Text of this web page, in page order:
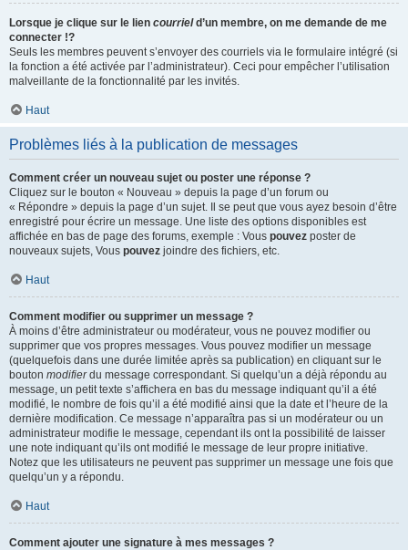
Lorsque je clique sur le lien courrield’un membre, on me demande de me
connecter !?
Seuls les membres peuvent s’envoyer des courriels via le formulaire intégré (si
la fonction a été activée par l’administrateur). Ceci pour empêcher l’utilisation
malveillante de la fonctionnalité par les invités.
Haut
Problèmes liés à la publication de messages
Comment créer un nouveau sujet ou poster une réponse ?
Cliquez sur le bouton « Nouveau » depuis la page d’un forum ou
« Répondre » depuis la page d’un sujet. Il se peut que vous ayez besoin d’être
enregistré pour écrire un message. Une liste des options disponibles est
affichée en bas de page des forums, exemple : Vous pouvez poster de
nouveaux sujets, Vous pouvez joindre des fichiers, etc.
Haut
Comment modifier ou supprimer un message ?
À moins d’être administrateur ou modérateur, vous ne pouvez modifier ou
supprimer que vos propres messages. Vous pouvez modifier un message
(quelquefois dans une durée limitée après sa publication) en cliquant sur le
bouton modifierdu message correspondant. Si quelqu’un a déjà répondu au
message, un petit texte s’affichera en bas du message indiquant qu’il a été
modifié, le nombre de fois qu’il a été modifié ainsi que la date et l’heure de la
dernière modification. Ce message n’apparaîtra pas si un modérateur ou un
administrateur modifie le message, cependant ils ont la possibilité de laisser
une note indiquant qu’ils ont modifié le message de leur propre initiative.
Notez que les utilisateurs ne peuvent pas supprimer un message une fois que
quelqu’un y a répondu.
Haut
Comment ajouter une signature à mes messages ?